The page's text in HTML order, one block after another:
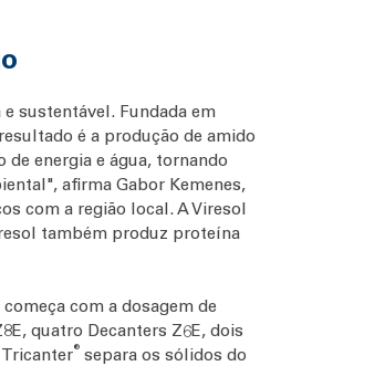
sustentável. Fundada em
é a produção de amido
energia e água, tornando
afirma Gabor Kemenes,
com a região local. A Viresol
também produz proteína
com a dosagem de
quatro Decanters Z6E, dois
® separa os sólidos do